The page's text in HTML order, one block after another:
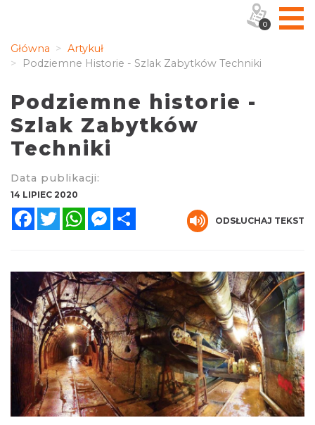
Główna
Artykuł
Podziemne Historie - Szlak Zabytków Techniki
Podziemne historie -
Szlak Zabytków
Techniki
Data publikacji:
14 LIPIEC 2020
FacebookTwitterWhatsAppMessenger
ODSŁUCHAJ TEKST
0